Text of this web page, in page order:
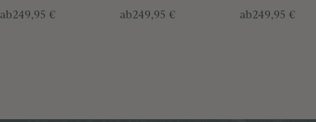
ab249,95 € ab249,95 € ab249,95 €